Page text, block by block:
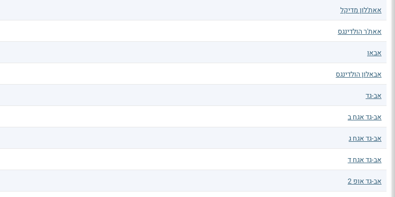
אאת'לון מדיקל
אאת'ר הולדינגס
אבאו
אבאלון הולדינגס
אב-גד
אב-גד אגח ב
אב-גד אגח ג
אב-גד אגח ד
אב-גד אופ 2